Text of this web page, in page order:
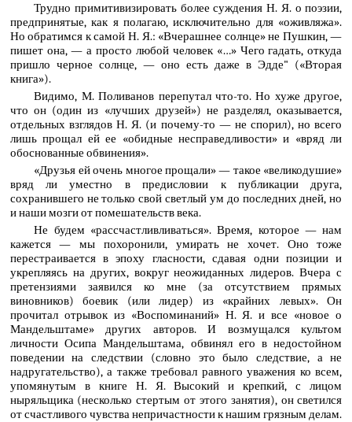
Трудно примитивизировать более суждения Н. Я. о поэзии,
предпринятые, как я полагаю, исключительно для «оживляжа».
Но обратимся к самой Н. Я.: «Вчерашнее солнце» не Пушкин, —
пишет она, — а просто любой человек «…» Чего гадать, откуда
пришло черное солнце, — оно есть даже в Эдде" («Вторая
книга»).
Видимо, М. Поливанов перепутал что-то. Но хуже другое,
что он (один из «лучших друзей») не разделял, оказывается,
отдельных взглядов Н. Я. (и почему-то — не спорил), но всего
лишь прощал ей ее «обидные несправедливости» и «вряд ли
обоснованные обвинения».
«Друзья ей очень многое прощали» — такое «великодушие»
вряд ли уместно в предисловии к публикации друга,
сохранившего не только свой светлый ум до последних дней, но
и наши мозги от помешательств века.
Не будем «рассчастливливаться». Время, которое — нам
кажется — мы похоронили, умирать не хочет. Оно тоже
перестраивается в эпоху гласности, сдавая одни позиции и
укрепляясь на других, вокруг неожиданных лидеров. Вчера с
претензиями заявился ко мне (за отсутствием прямых
виновников) боевик (или лидер) из «крайних левых». Он
прочитал отрывок из «Воспоминаний» Н. Я. и все «новое о
Мандельштаме» других авторов. И возмущался культом
личности Осипа Мандельштама, обвинял его в недостойном
поведении на следствии (словно это было следствие, а не
надругательство), а также требовал равного уважения ко всем,
упомянутым в книге Н. Я. Высокий и крепкий, с лицом
ныряльщика (несколько стертым от этого занятия), он светился
от счастливого чувства непричастности к нашим грязным делам.